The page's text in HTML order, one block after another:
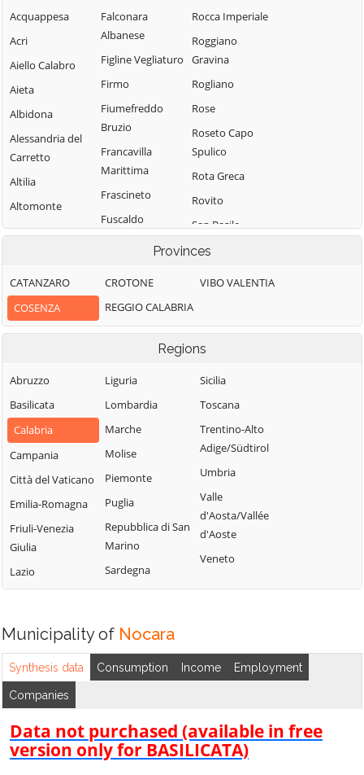
Acquappesa
Acri
Aiello Calabro
Aieta
Albidona
Alessandria del
Carretto
Altilia
Altomonte
Amantea
Aprigliano
Belmonte
Calabro
Bianchi
Bisignano
Bocchigliero
Bonifati
Buonvicino
Calopezzati
Cariati
Carolei
Carpanzano
Casali del Manco
Cassano all'Ionio
Castiglione
Falconara
Albanese
Figline Vegliaturo
Firmo
Fiumefreddo
Bruzio
Francavilla
Marittima
Frascineto
Fuscaldo
Piemontese
Lago
Laino Castello
Lappano
Lattarico
Longobardi
Longobucco
Lungro
Luzzi
Mandatoriccio
Mangone
Marano
Principato
Marzi
Rocca Imperiale
Roggiano
Gravina
Rogliano
Rose
Roseto Capo
Spulico
Rota Greca
Rovito
San Basile
San Benedetto
Albanese
San Demetrio
Corone
San Donato di
San Giorgio
Albanese
San Giovanni in
Fiore
San Lorenzo
Vallo
Argentano
San Nicola Arcella
San Pietro in
Provinces
CATANZARO
COSENZA
CROTONE
REGGIO CALABRIA
VIBO VALENTIA
Regions
Abruzzo
Basilicata
Calabria
Campania
Città del Vaticano
Emilia-Romagna
Friuli-Venezia
Giulia
Lazio
Liguria
Lombardia
Marche
Molise
Piemonte
Puglia
Repubblica di San
Marino
Sardegna
Sicilia
Toscana
Trentino-Alto
Adige/Südtirol
Umbria
Valle
d'Aosta/Vallée
d'Aoste
Veneto
Municipality of Nocara
Synthesis data Consumption Income Employment
Companies
Data not purchased (available in free
version only for BASILICATA)